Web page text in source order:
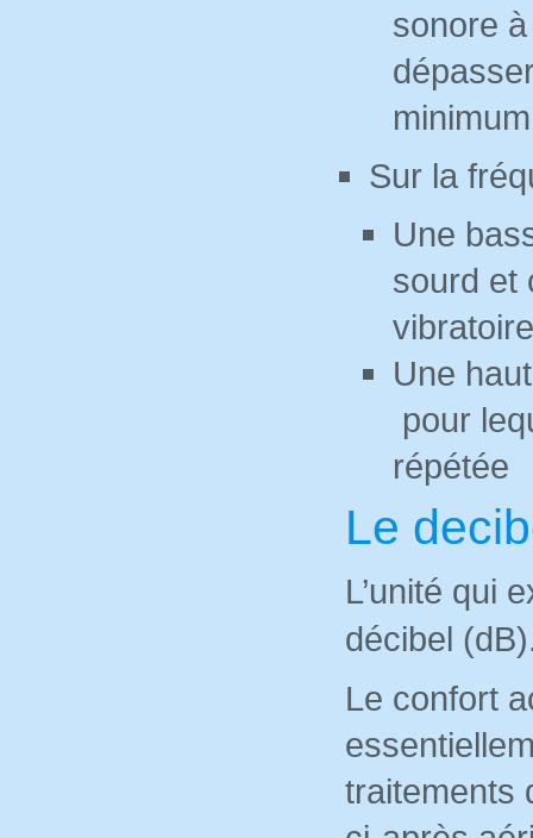
sonore à
Sur la
Une
sourd et
Une
pour
répétée
Le
L’unité qui
décibel
Le confort
traitements